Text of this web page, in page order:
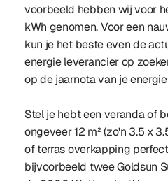
voorbeeld hebben wij voor
kWh genomen. Voor een
kun je het beste even de
energie leverancier op
op de jaarnota van je
Stel je hebt een veranda of
ongeveer 12 m² (zo'n 3.5 x
of terras overkapping
bijvoorbeeld twee Goldsun